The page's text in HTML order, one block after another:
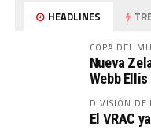
HEADLINES
COPA DEL
Nueva
Webb Ellis
DIVISIÓN DE
El VRAC